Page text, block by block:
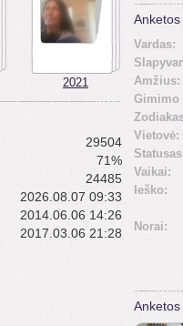
2021
29504
71%
24485
2026.08.07 09:33
2014.06.06 14:26
2017.03.06 21:28
Vardas:
Amžius:
Gimimo
Vietovė:
Vaikai:
Ieško:
Norai: